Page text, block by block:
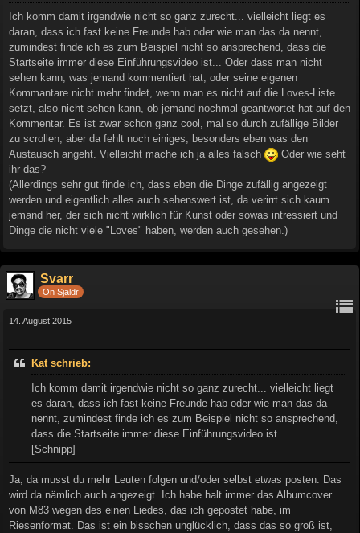
Ich komm damit irgendwie nicht so ganz zurecht... vielleicht liegt es
daran, dass ich fast keine Freunde hab oder wie man das da nennt,
zumindest finde ich es zum Beispiel nicht so ansprechend, dass die
Startseite immer diese Einführungsvideo ist... Oder dass man nicht
sehen kann, was jemand kommentiert hat, oder seine eigenen
Kommantare nicht mehr findet, wenn man es nicht auf die Loves-Liste
setzt, also nicht sehen kann, ob jemand nochmal geantwortet hat auf den
Kommentar. Es ist zwar schon ganz cool, mal so durch zufällige Bilder
zu scrollen, aber da fehlt noch einiges, besonders eben was den
Austausch angeht. Vielleicht mache ich ja alles falsch
Oder wie seht
ihr das?
(Allerdings sehr gut finde ich, dass eben die Dinge zufällig angezeigt
werden und eigentlich alles auch sehenswert ist, da verirrt sich kaum
jemand her, der sich nicht wirklich für Kunst oder sowas intressiert und
Dinge die nicht viele "Loves" haben, werden auch gesehen.)
Svarr
On Sjaldr
14. August 2015
Kat schrieb:
Ich komm damit irgendwie nicht so ganz zurecht... vielleicht liegt
es daran, dass ich fast keine Freunde hab oder wie man das da
nennt, zumindest finde ich es zum Beispiel nicht so ansprechend,
dass die Startseite immer diese Einführungsvideo ist...
[Schnipp]
Ja, da musst du mehr Leuten folgen und/oder selbst etwas posten. Das
wird da nämlich auch angezeigt. Ich habe halt immer das Albumcover
von M83 wegen des einen Liedes, das ich gepostet habe, im
Riesenformat. Das ist ein bisschen unglücklich, dass das so groß ist,